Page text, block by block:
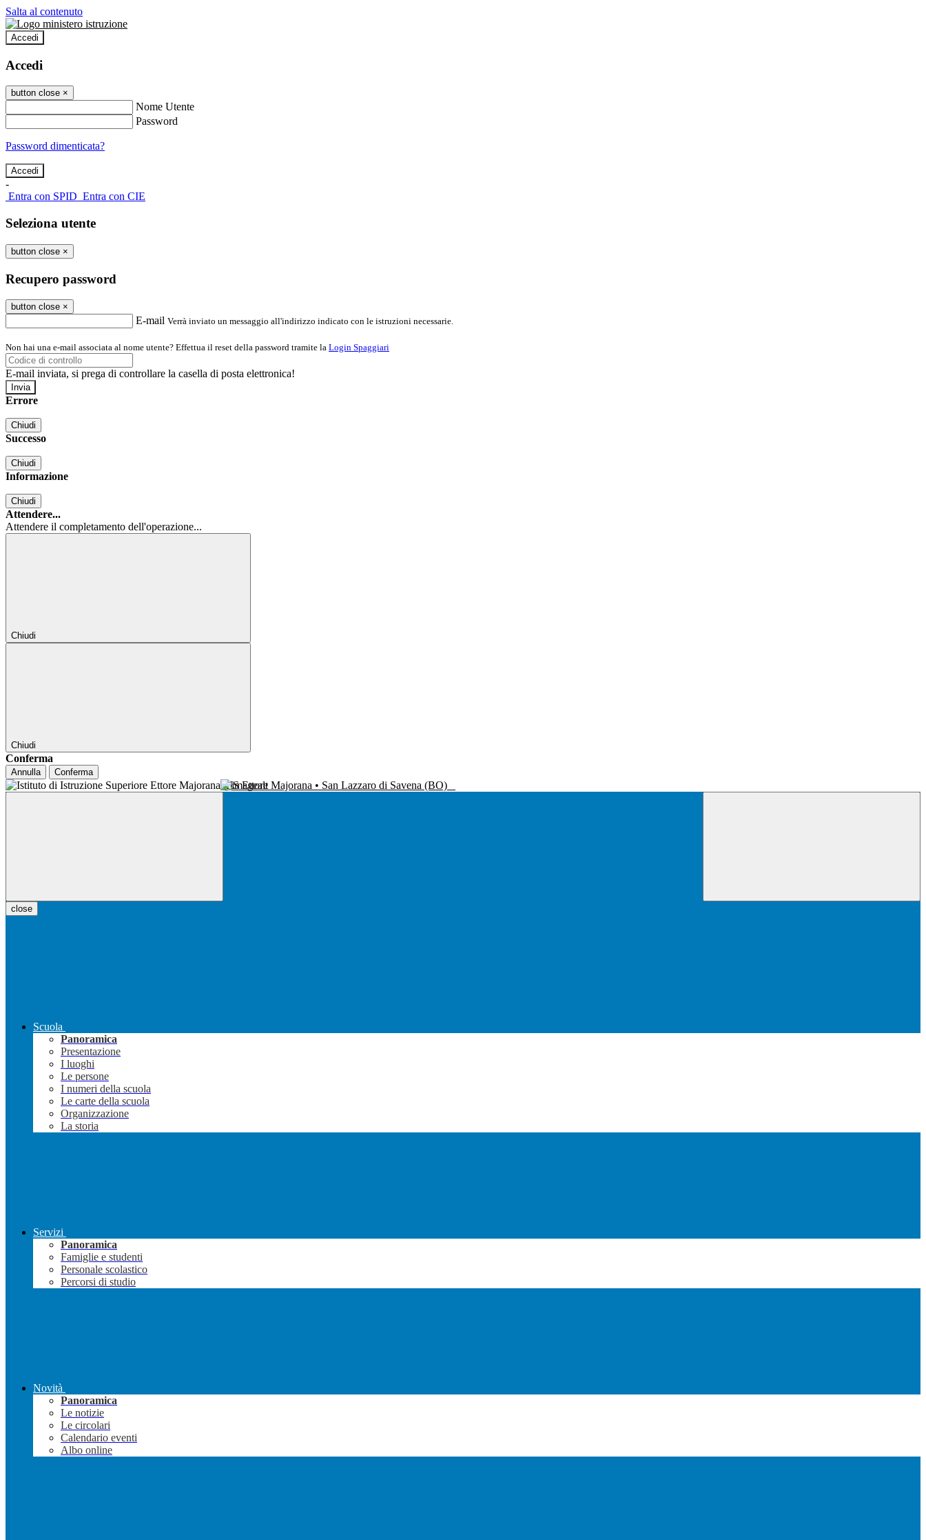
Salta al contenuto
Accedi
Accedi
button close ×
Nome Utente
Password
Password dimenticata?
-
Entra con SPID Entra con CIE
Seleziona utente
button close ×
Recupero password
button close ×
E-mail Verrà inviato un messaggio all'indirizzo indicato con le istruzioni necessarie.
Non hai una e-mail associata al nome utente? Effettua il reset della password tramite la Login Spaggiari
E-mail inviata, si prega di controllare la casella di posta elettronica!
Errore
Chiudi
Successo
Chiudi
Informazione
Chiudi
Attendere...
Attendere il completamento dell'operazione...
Chiudi
Chiudi
Conferma
Annulla Conferma
IIS Ettore Majorana • San Lazzaro di Savena (BO)
close
Scuola
Panoramica
Presentazione
I luoghi
Le persone
I numeri della scuola
Le carte della scuola
Organizzazione
La storia
Servizi
Panoramica
Famiglie e studenti
Personale scolastico
Percorsi di studio
Novità
Panoramica
Le notizie
Le circolari
Calendario eventi
Albo online